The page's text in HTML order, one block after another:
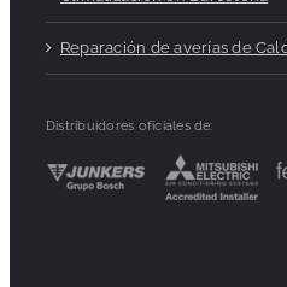
Reparación de averías de
Distribuidores oficiales de: